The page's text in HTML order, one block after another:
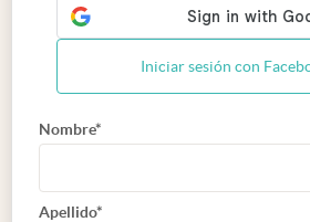
Iniciar sesión con
Nombre*
Apellido*